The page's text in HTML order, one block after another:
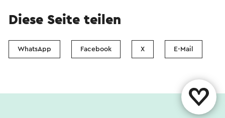
Diese Seite teilen
WhatsApp Facebook X E-Mail